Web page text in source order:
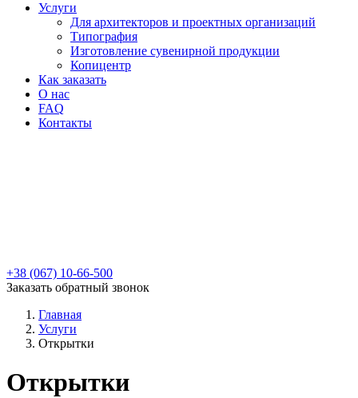
Услуги
Для архитекторов и проектных организаций
Типография
Изготовление сувенирной продукции
Копицентр
Как заказать
О нас
FAQ
Контакты
+38 (067) 10-66-500
Заказать обратный звонок
Главная
Услуги
Открытки
Открытки